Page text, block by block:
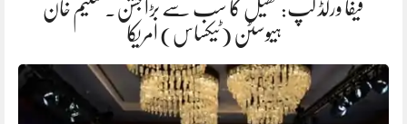
فیفا ورلڈ کپ: کھیل کا سب سے بڑا جشن. سلیم خان
ہیوسٹن (ٹیکساس) امریکا